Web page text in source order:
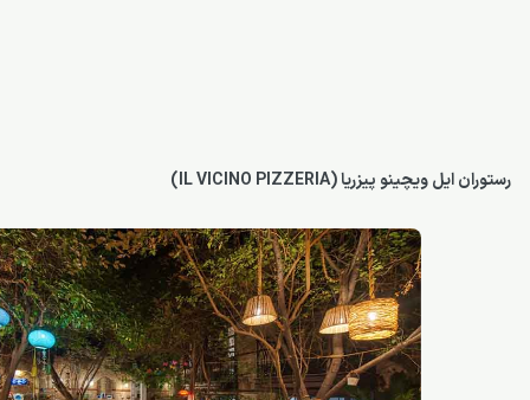
رستوران ایل ویچینو پیزریا (IL VICINO PIZZERIA)